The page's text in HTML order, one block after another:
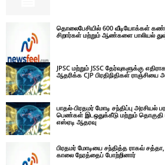
தொலைபேசியில் 600 வீடியோக்கள்
சிறார்கள் மற்றும் ஆண்களை பாலியல்
JPSC மற்றும் JSSC தேர்வுகளுக்கு
ஆதரிக்க CJP பிரதிநிதிகள்
பாதல்-பிரதமர் மோடி சந்திப்பு அரசியல்
பெண்கள் இடஒதுக்கீடு மற்றும்
எஸ்ஏடி ஆதரவு
பிரதமர் மோடியை சந்தித்த ராகவ் சத்தா,
காலை நேரத்தைப் போற்றினார்